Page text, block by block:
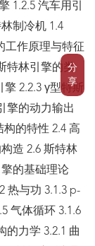
分
享
1.2.5 汽车用引
制冷机 1.4
工作原理与特征
特林引擎的类
2.2.3 γ型特斯
擎的动力输出
构的特性 2.4 高
造 2.6 斯特林
的基础理论
热与功 3.1.3 p-
气体循环 3.1.6
的力学 3.2.1 曲